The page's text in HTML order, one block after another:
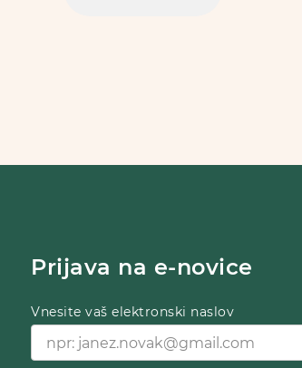
Prijava na e-novice
Vnesite vaš elektronski naslov